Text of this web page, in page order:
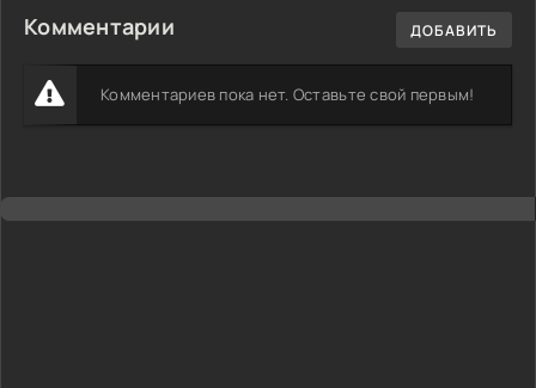
Комментарии ДОБАВИТЬ
Комментариев пока нет. Оставьте свой первым!